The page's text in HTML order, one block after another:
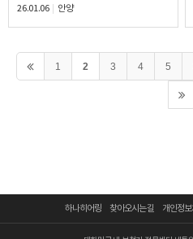
26.01.06 안양
1 2 3 4 5
하나히어링 찾아오시는 길 개인정